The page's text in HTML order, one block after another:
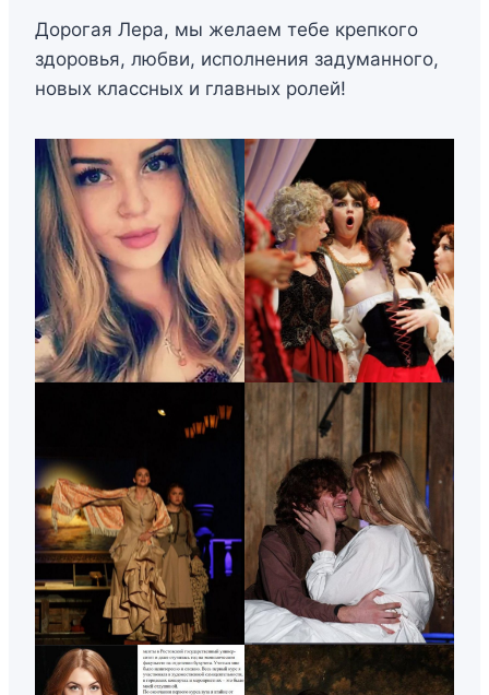
Дорогая Лера, мы желаем тебе крепкого
здоровья, любви, исполнения задуманного,
новых классных и главных ролей!